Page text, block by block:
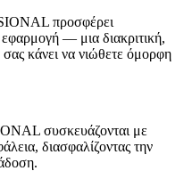
προσφέρει
— μια διακριτική,
κάνει να νιώθετε όμορφη
συσκευάζονται με
διασφαλίζοντας την